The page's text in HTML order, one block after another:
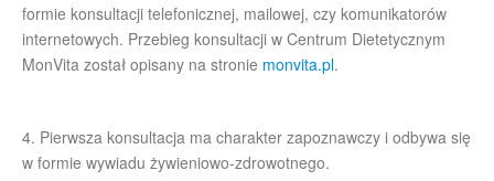
formie konsultacji telefonicznej, mailowej, czy komunikatorów
internetowych. Przebieg konsultacji w Centrum Dietetycznym
MonVita został opisany na stronie monvita.pl.
4. Pierwsza konsultacja ma charakter zapoznawczy i odbywa się
w formie wywiadu żywieniowo-zdrowotnego.